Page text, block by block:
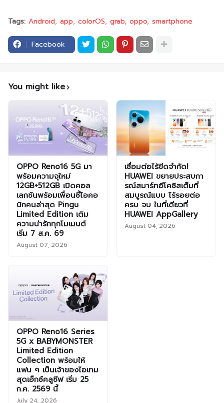
Tags: Android app colorOS grab oppo smartphone
Facebook
You might like
OPPO Reno16 5G มา
พร้อมความจุใหม่
12GB+512GB เปิดคอล
เลกชันพร้อมเพื่อนซี้ไอคอ
นิกคนล่าสุด Pingu
Limited Edition เติม
ความน่ารักทุกโมเมนต์
เริ่ม 7 ส.ค. 69
August 07, 2026
เชื่อมต่อไร้ขีดจำกัด!
HUAWEI ขยายประสบกา
รณ์สมาร์ทอีโคซิสเต็มที่
สมบูรณ์แบบ ไร้รอยต่อ
ครบ จบ ในที่เดียวที่
HUAWEI AppGallery
August 04, 2026
OPPO Reno16 Series
5G x BABYMONSTER
Limited Edition
Collection พร้อมให้
แฟน ๆ เป็นเจ้าของไอเทม
สุดเอ็กซ์คลูซีฟ เริ่ม 25
ก.ค. 2569 นี้
July 24, 2026